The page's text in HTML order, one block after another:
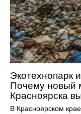
Экотехнопарк
Почему новый
Красноярска
В Красноярском